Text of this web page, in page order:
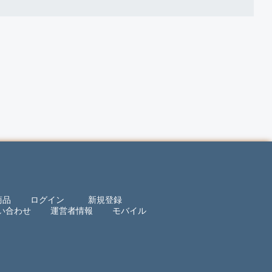
品 ログイン
新規登録
合わせ
運営者情報 モバイル